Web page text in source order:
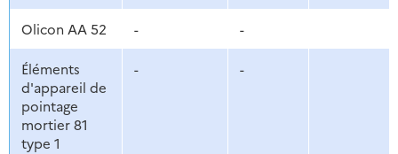
Olicon AA 52 - -
Éléments
d'appareil de
pointage
mortier 81
type 1
- -